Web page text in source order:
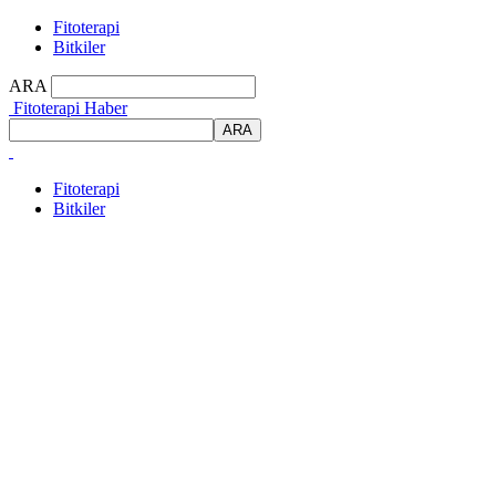
Fitoterapi
Bitkiler
ARA
Fitoterapi Haber
Fitoterapi
Bitkiler